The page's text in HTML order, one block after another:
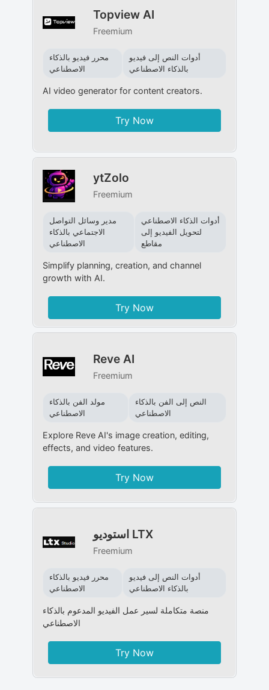
Topview AI
Freemium
محرر فيديو بالذكاء
الاصطناعي
أدوات النص إلى فيديو
بالذكاء الاصطناعي
AI video generator for content creators.
Try Now
ytZolo
Freemium
مدير وسائل التواصل
الاجتماعي بالذكاء
الاصطناعي
أدوات الذكاء الاصطناعي
لتحويل الفيديو إلى
مقاطع
Simplify planning, creation, and channel
growth with AI.
Try Now
Reve AI
Freemium
مولد الفن بالذكاء
الاصطناعي
النص إلى الفن بالذكاء
الاصطناعي
Explore Reve AI's image creation, editing,
effects, and video features.
Try Now
استوديو LTX
Freemium
محرر فيديو بالذكاء
الاصطناعي
أدوات النص إلى فيديو
بالذكاء الاصطناعي
منصة متكاملة لسير عمل الفيديو المدعوم بالذكاء
الاصطناعي
Try Now